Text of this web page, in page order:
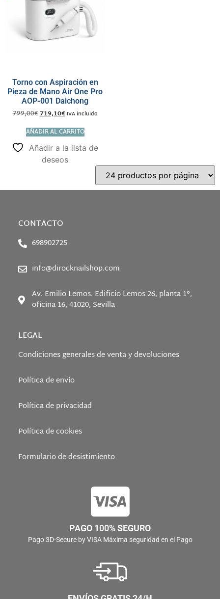
Torno con Aspiración en
Pieza de Mano Air One Pro
AOP-001 Daichong
799,00€719,10€ IVA incluido
AÑADIR AL CARRITO
Añadir a la lista de
deseos
CONTACTO
698902725
info@dirocknailshop.com
Av. Emilio Lemos. Edificio Lemos 26, planta 1°,
oficina 16, 41020, Sevilla
LEGAL
Condiciones generales de venta y devoluciones
Política de envío
Política de privacidad
Política de cookies
Formulario de desistimiento
PAGO 100% SEGURO
Pago 3D-Secure by VISA Máxima seguridad en el Pago